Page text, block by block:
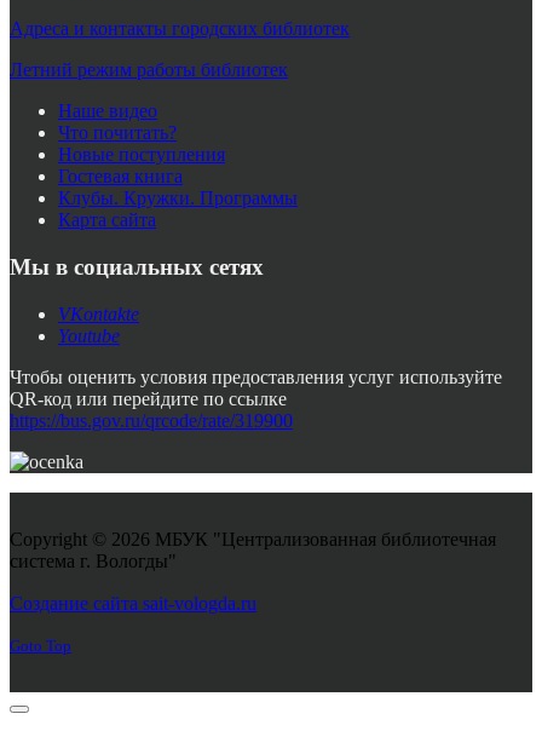
Адреса и контакты городских библиотек
Летний режим работы библиотек
Наше видео
Что почитать?
Новые поступления
Гостевая книга
Клубы. Кружки. Программы
Карта сайта
Мы в социальных сетях
VKontakte
Youtube
Чтобы оценить условия предоставления услуг используйте
QR-код или перейдите по ссылке
https://bus.gov.ru/qrcode/rate/319900
Copyright © 2026 МБУК "Централизованная библиотечная
система г. Вологды"
Создание сайта sait-vologda.ru
Goto Top